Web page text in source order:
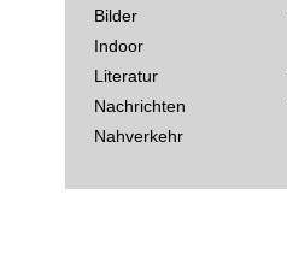
Bilder
Indoor
Literatur
Nachrichten
Nahverkehr